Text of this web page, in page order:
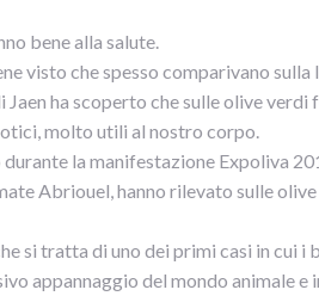
bene alla salute.
visto che spesso comparivano sulla
ha scoperto che sulle olive
molto utili al nostro corpo.
la manifestazione Expoliva
Abriouel, hanno rilevato sulle
si tratta di uno dei primi casi in cui
appannaggio del mondo animale